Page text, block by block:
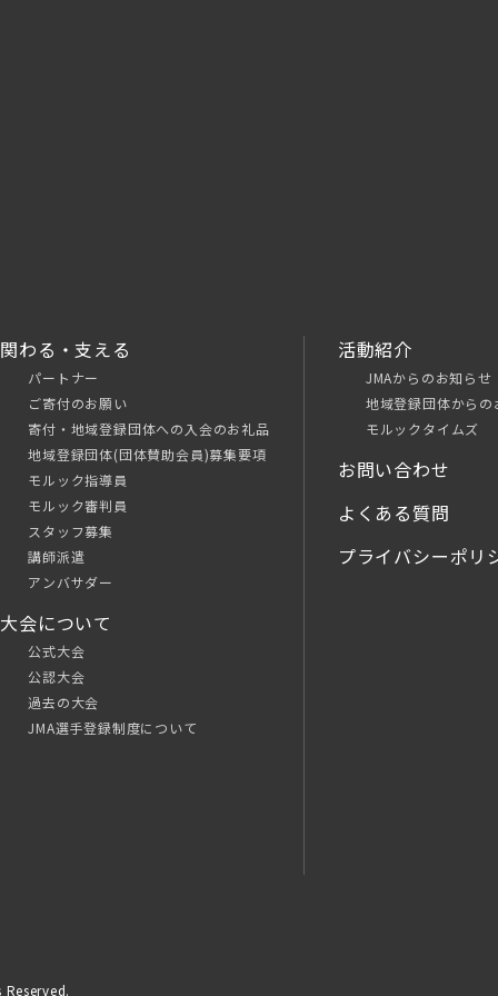
関わる・支える
パートナー
ご寄付のお願い
寄付・地域登録団体への入会のお礼品
地域登録団体(団体賛助会員)募集要項
モルック指導員
モルック審判員
スタッフ募集
講師派遣
アンバサダー
大会について
公式大会
公認大会
過去の大会
JMA選手登録制度について
活動紹介
JMAからのお知らせ
地域登録団体からの
モルックタイムズ
お問い合わせ
よくある質問
プライバシーポリ